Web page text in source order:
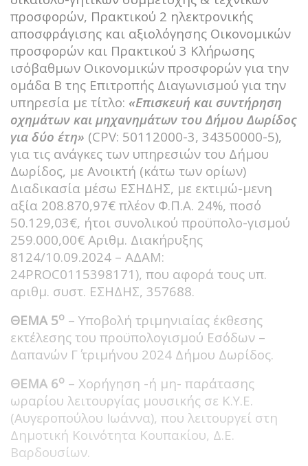
προσφορών, Πρακτικού 2 ηλεκτρονικής
αποσφράγισης και αξιολόγησης Οικονομικών
προσφορών και Πρακτικού 3 Κλήρωσης
ισόβαθμων Οικονομικών προσφορών για την
ομάδα Β της Επιτροπής Διαγωνισμού για την
υπηρεσία με τίτλο: «Επισκευή και συντήρηση
οχημάτων και μηχανημάτων του Δήμου Δωρίδος
για δύο έτη» (CPV: 50112000-3, 34350000-5),
για τις ανάγκες των υπηρεσιών του Δήμου
Δωρίδος, με Ανοικτή (κάτω των ορίων)
Διαδικασία μέσω ΕΣΗΔΗΣ, με εκτιμώ-μενη
αξία 208.870,97€ πλέον Φ.Π.Α. 24%, ποσό
50.129,03€, ήτοι συνολικού προϋπολο-γισμού
259.000,00€ Αριθμ. Διακήρυξης
8124/10.09.2024 – ΑΔΑΜ:
24PROC0115398171), που αφορά τους υπ.
αριθμ. συστ. ΕΣΗΔΗΣ, 357688.
ΘΕΜΑ 5ο – Υποβολή τριμηνιαίας έκθεσης
εκτέλεσης του προϋπολογισμού Εσόδων –
Δαπανών Γ΄ τριμήνου 2024 Δήμου Δωρίδος.
ΘΕΜΑ 6ο – Χορήγηση -ή μη- παράτασης
ωραρίου λειτουργίας μουσικής σε Κ.Υ.Ε.
(Αυγεροπούλου Ιωάννα), που λειτουργεί στη
Δημοτική Κοινότητα Κουπακίου, Δ.Ε.
Βαρδουσίων.